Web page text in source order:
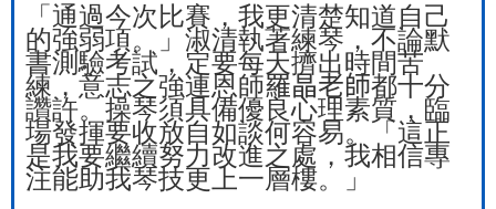
「通過今次比賽，我更清楚知道自己
的強弱項。」淑清執著練琴， 不論默
書測驗考試，定要每天擠出時間苦
練，意志之強連恩師羅晶老師都十分
讚許。操琴須具備優良心理素質，臨
場發揮要收放自如談何容易。「這正
是我要繼續努力改進之處，我相信專
注能助我琴技更上一層樓。」